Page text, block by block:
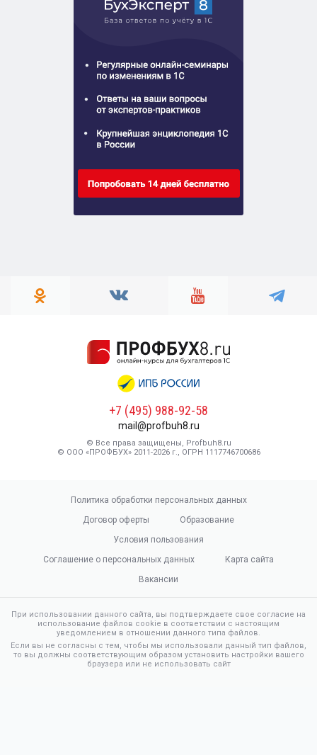
+7 (495) 988-92-58
mail@profbuh8.ru
© Все права защищены, Profbuh8.ru
© ООО «ПРОФБУХ» 2011-2026 г., ОГРН 1117746700686
Политика обработки персональных данных
Договор оферты
Образование
Условия пользования
Соглашение о персональных данных
Карта сайта
Вакансии
При использовании данного сайта, вы подтверждаете свое согласие на
использование файлов cookie в соответствии с настоящим
уведомлением в отношении данного типа файлов.
Если вы не согласны с тем, чтобы мы использовали данный тип файлов,
то вы должны соответствующим образом установить настройки вашего
браузера или не использовать сайт